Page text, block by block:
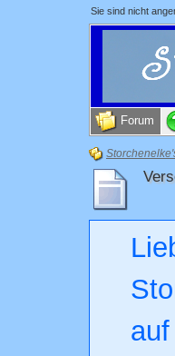
Sie sind nicht
Forum